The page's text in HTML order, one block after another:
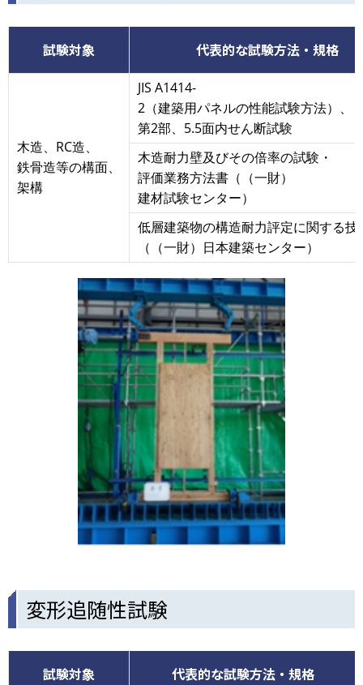
試験対象 代表的な試験方法・規格
木造、RC造、
鉄骨造等の構面、
架構
JIS A1414-
2（建築用パネルの性能試験方法）、
第2部、5.5面内せん断試験
木造耐力壁及びその倍率の試験・
評価業務方法書（（一財）
建材試験センター）
低層建築物の構造耐力評定に関する技
（（一財）日本建築センター）
変形追随性試験
試験対象 代表的な試験方法・規格